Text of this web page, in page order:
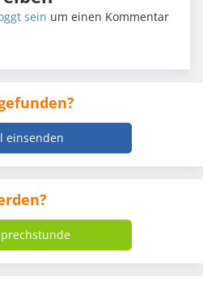
sein um einen Kommentar
einsenden